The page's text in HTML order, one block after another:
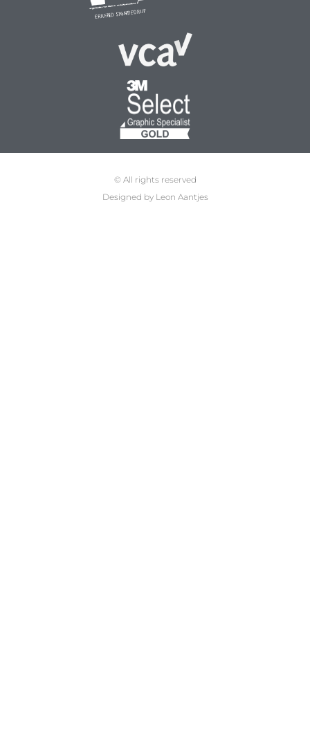
© All rights reserved
Designed by Leon Aantjes